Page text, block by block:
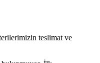
teslimat ve